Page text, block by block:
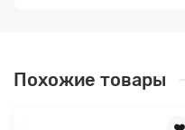
Похожие товары